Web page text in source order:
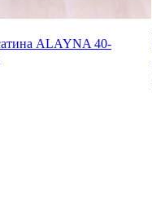
ALAYNA 40-